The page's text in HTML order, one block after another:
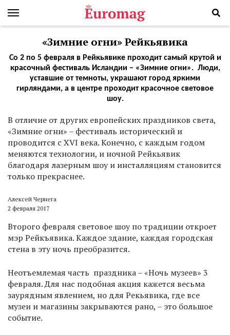
«Зимние огни» Рейкьявика
Со 2 по 5 февраля в Рейкьявике проходит самый крутой и
красочный фестиваль Исландии – «Зимние огни». Люди,
уставшие от темноты, украшают город яркими
гирляндами, а в центре проходит красочное световое
шоу.
В отличие от других европейских праздников света,
«Зимние огни» – фестиваль исторический и
проводится с XVI века. Конечно, с каждым годом
меняются технологии, и ночной Рейкьявик
благодаря лазерным шоу и инсталляциям становится
только прекраснее.
Алексей Чернега
2 февраля 2017
Второго февраля световое шоу по традиции откроет
мэр Рейкъявика. Каждое здание, каждая городская
стена в эту ночь преобразится.
Неотъемлемая часть праздника – «Ночь музеев» 3
февраля. Для нас подобная акция кажется весьма
заурядным явлением, но для Рекьявика, где все
музеи и магазины закрываются рано, – это большое
событие.